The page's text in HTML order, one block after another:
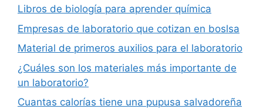
Libros de biología para aprender química
Empresas de laboratorio que cotizan en boslsa
Material de primeros auxilios para el laboratorio
¿Cuáles son los materiales más importante de
un laboratorio?
Cuantas calorías tiene una pupusa salvadoreña